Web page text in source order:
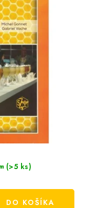
(>5 ks)
DO KOŠÍKA